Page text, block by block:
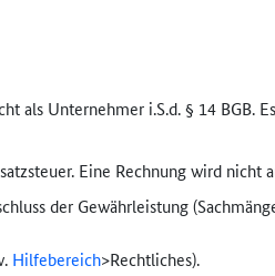
als Unternehmer i.S.d. § 14 BGB.
Eine Rechnung wird nicht
der Gewährleistung
Hilfebereich>Rechtliches).